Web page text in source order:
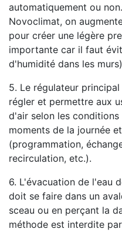
automatiquement ou
Novoclimat, on
pour créer une légère
importante car il faut
d'humidité dans les
5. Le régulateur
régler et permettre aux
d'air selon les conditions
moments de la journée
(programmation,
recirculation, etc.).
6. L'évacuation de l'eau
doit se faire dans un
sceau ou en perçant la
méthode est interdite